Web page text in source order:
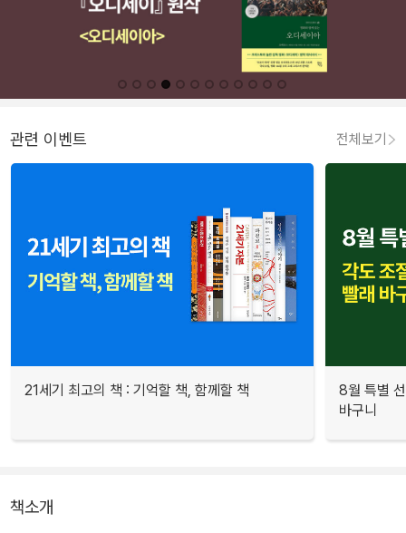
관련 이벤트 전체보기
21세기 최고의 책 : 기억할 책, 함께할 책
8월 특별
바구니
책소개